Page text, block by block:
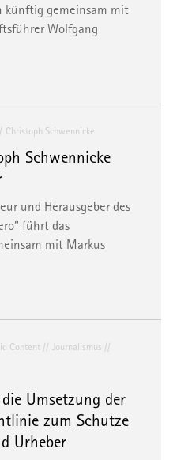
künftig gemeinsam mit
Wolfgang
Christoph Schwennicke
Schwennicke
und Herausgeber des
führt das
mit Markus
Content Journalismus
Umsetzung der
zum Schutze
Urheber